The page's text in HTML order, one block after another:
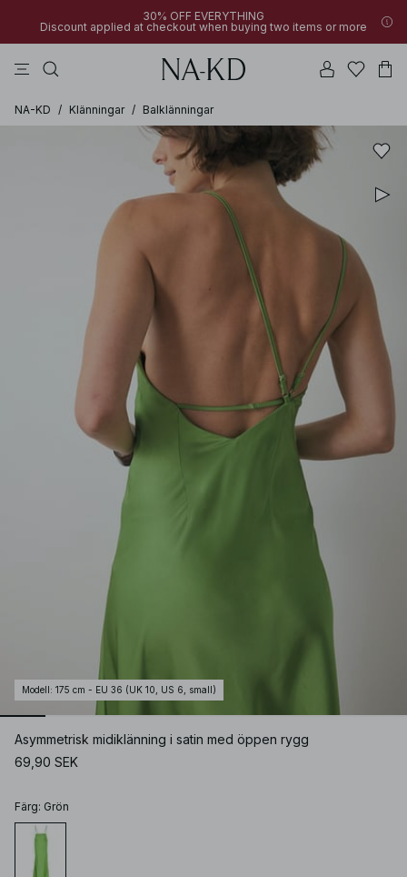
30% OFF EVERYTHING
Discount applied at checkout when buying two items or more
NA-KD / Klänningar / Balklänningar
Modell : 175 cm - EU 36 (UK 10, US 6, small)
Asymmetrisk midiklänning i satin med öppen rygg
69,90 SEK
Färg: Grön